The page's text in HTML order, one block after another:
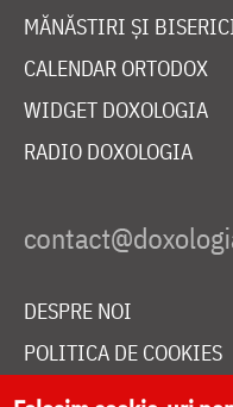
MĂNĂSTIRI ȘI
CALENDAR ORTODOX
WIDGET DOXOLOGIA
RADIO DOXOLOGIA
DESPRE NOI
POLITICA DE COOKIES
DONEAZĂ ONLINE